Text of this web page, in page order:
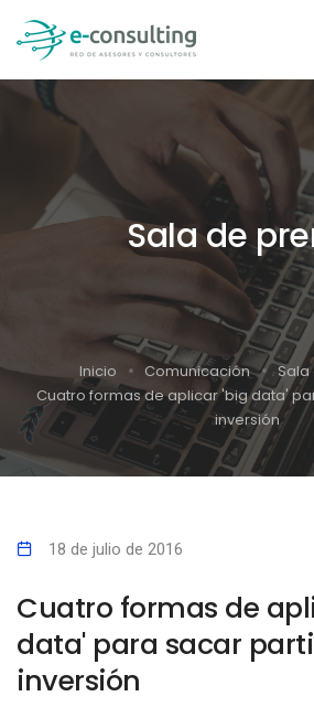
Sala de
Inicio Comunicación
Sala
Cuatro formas de aplicar 'big data'
inversión
18 de julio de 2016
Cuatro formas de
data' para sacar
inversión